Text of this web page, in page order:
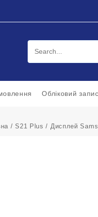
Обліковий запис
/S21 Plus / Дисплей